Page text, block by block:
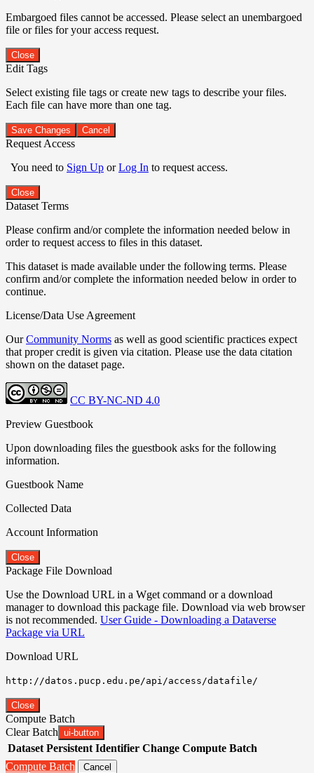
Embargoed files cannot be accessed. Please select an unembargoed
file or files for your access request.
Close
Edit Tags
Select existing file tags or create new tags to describe your files.
Each file can have more than one tag.
Save Changes Cancel
Request Access
You need to Sign Up orLog In to request access.
Close
Dataset Terms
Please confirm and/or complete the information needed below in
order to request access to files in this dataset.
This dataset is made available under the following terms. Please
confirm and/or complete the information needed below in order to
continue.
License/Data Use Agreement
OurCommunity Norms as well as good scientific practices expect
that proper credit is given via citation. Please use the data citation
shown on the dataset page.
CC BY-NC-ND 4.0
Preview Guestbook
Upon downloading files the guestbook asks for the following
information.
Guestbook Name
Collected Data
Account Information
Close
Package File Download
Use the Download URL in a Wget command or a download
manager to download this package file. Download via web browser
is not recommended. User Guide - Downloading a Dataverse
Package via URL
Download URL
http://datos.pucp.edu.pe/api/access/datafile/
Close
Compute Batch
Clear Batch ui-button
Dataset Persistent Identifier Change Compute Batch
Compute Batch
Cancel